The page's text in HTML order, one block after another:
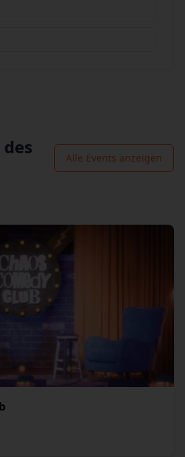
Alle Events anzeigen